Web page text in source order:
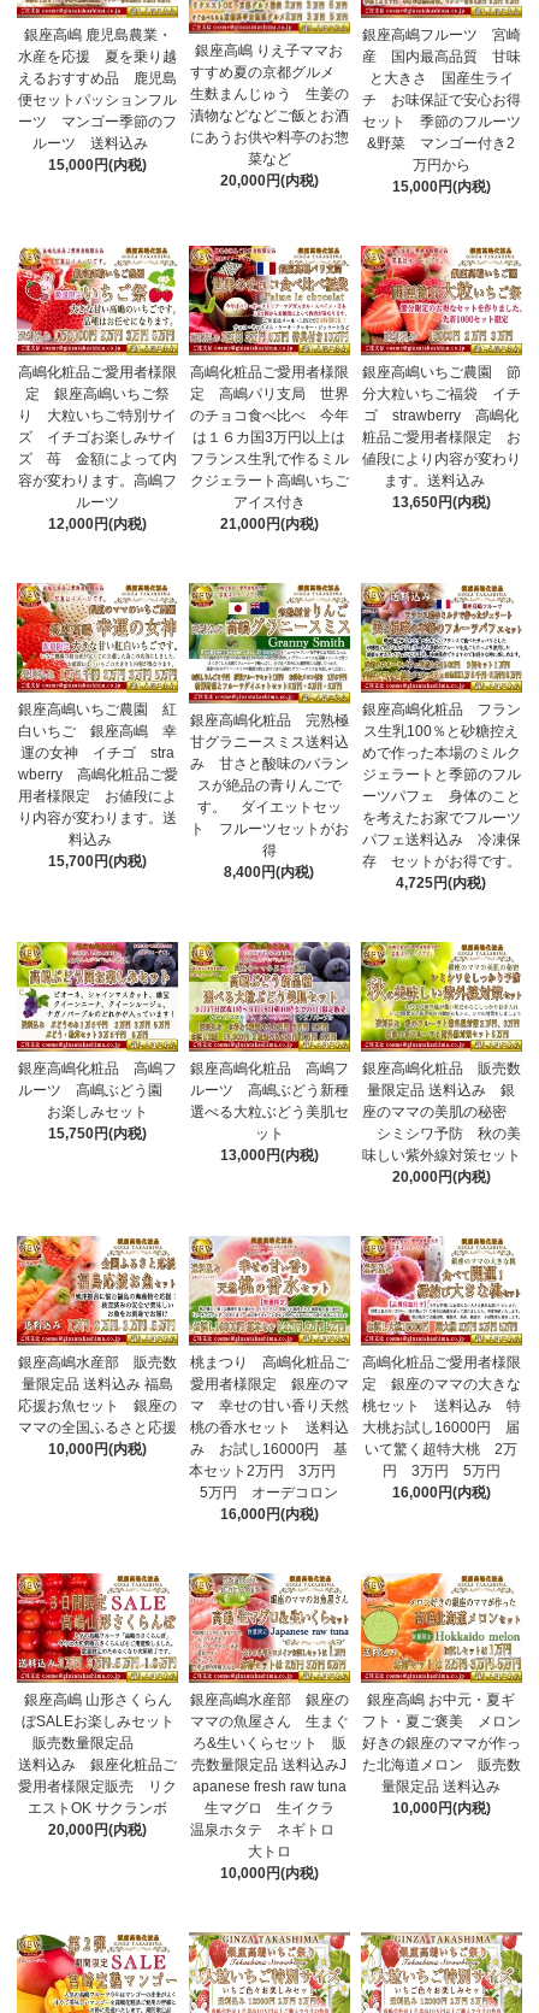
銀座高嶋 鹿児島農業・
水産を応援 夏を乗り越
えるおすすめ品 鹿児島
便セットパッションフル
ーツ マンゴー季節のフ
ルーツ 送料込み
15,000円(内税)
銀座高嶋 りえ子ママお
すすめ夏の京都グルメ
生麩まんじゅう 生姜の
漬物などなどご飯とお酒
にあうお供や料亭のお惣
菜など
20,000円(内税)
銀座高嶋フルーツ 宮崎
産 国内最高品質 甘味
と大きさ 国産生ライ
チ お味保証で安心お得
セット 季節のフルーツ
&野菜 マンゴー付き2
万円から
15,000円(内税)
高嶋化粧品ご愛用者様限
定 銀座高嶋いちご祭
り 大粒いちご特別サイ
ズ イチゴお楽しみサイ
ズ 苺 金額によって内
容が変わります。高嶋フ
ルーツ
12,000円(内税)
高嶋化粧品ご愛用者様限
定 高嶋パリ支局 世界
のチョコ食べ比べ 今年
は１６カ国3万円以上は
フランス生乳で作るミル
クジェラート高嶋いちご
アイス付き
21,000円(内税)
銀座高嶋いちご農園 節
分大粒いちご福袋 イチ
ゴ strawberry 高嶋化
粧品ご愛用者様限定 お
値段により内容が変わり
ます。送料込み
13,650円(内税)
銀座高嶋いちご農園 紅
白いちご 銀座高嶋 幸
運の女神 イチゴ stra
wberry 高嶋化粧品ご愛
用者様限定 お値段によ
り内容が変わります。送
料込み
15,700円(内税)
銀座高嶋化粧品 完熟極
甘グラニースミス送料込
み 甘さと酸味のバラン
スが絶品の青りんごで
す。 ダイエットセッ
ト フルーツセットがお
得
8,400円(内税)
銀座高嶋化粧品 フラン
ス生乳100％と砂糖控え
めで作った本場のミルク
ジェラートと季節のフル
ーツパフェ 身体のこと
を考えたお家でフルーツ
パフェ送料込み 冷凍保
存 セットがお得です。
4,725円(内税)
銀座高嶋化粧品 高嶋フ
ルーツ 高嶋ぶどう園
お楽しみセット
15,750円(内税)
銀座高嶋化粧品 高嶋フ
ルーツ 高嶋ぶどう新種
選べる大粒ぶどう美肌セ
ット
13,000円(内税)
銀座高嶋化粧品 販売数
量限定品 送料込み 銀
座のママの美肌の秘密
シミシワ予防 秋の美
味しい紫外線対策セット
20,000円(内税)
銀座高嶋水産部 販売数
量限定品 送料込み 福島
応援お魚セット 銀座の
ママの全国ふるさと応援
10,000円(内税)
桃まつり 高嶋化粧品ご
愛用者様限定 銀座のマ
マ 幸せの甘い香り天然
桃の香水セット 送料込
み お試し16000円 基
本セット2万円 3万円
5万円 オーデコロン
16,000円(内税)
高嶋化粧品ご愛用者様限
定 銀座のママの大きな
桃セット 送料込み 特
大桃お試し16000円 届
いて驚く超特大桃 2万
円 3万円 5万円
16,000円(内税)
銀座高嶋 山形さくらん
ぼSALEお楽しみセット
販売数量限定品
送料込み 銀座化粧品ご
愛用者様限定販売 リク
エストOK サクランボ
20,000円(内税)
銀座高嶋水産部 銀座の
ママの魚屋さん 生まぐ
ろ&生いくらセット 販
売数量限定品 送料込みJ
apanese fresh raw tuna
生マグロ 生イクラ
温泉ホタテ ネギトロ
大トロ
10,000円(内税)
銀座高嶋 お中元・夏ギ
フト・夏ご褒美 メロン
好きの銀座のママが作っ
た北海道メロン 販売数
量限定品 送料込み
10,000円(内税)